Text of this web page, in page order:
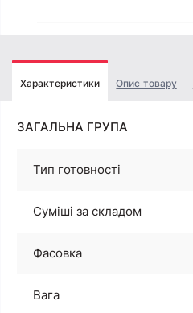
Характеристики Опис товару
ЗАГАЛЬНА ГРУПА
Тип готовності
Суміші за складом
Фасовка
Вага